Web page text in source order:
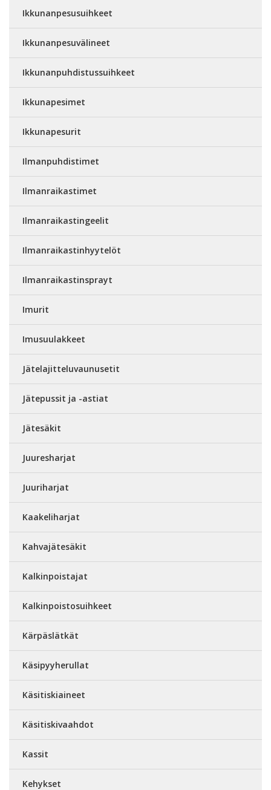
Ikkunanpesusuihkeet
Ikkunanpesuvälineet
Ikkunanpuhdistussuihkeet
Ikkunapesimet
Ikkunapesurit
Ilmanpuhdistimet
Ilmanraikastimet
Ilmanraikastingeelit
Ilmanraikastinhyytelöt
Ilmanraikastinsprayt
Imurit
Imusuulakkeet
Jätelajitteluvaunusetit
Jätepussit ja -astiat
Jätesäkit
Juuresharjat
Juuriharjat
Kaakeliharjat
Kahvajätesäkit
Kalkinpoistajat
Kalkinpoistosuihkeet
Kärpäslätkät
Käsipyyherullat
Käsitiskiaineet
Käsitiskivaahdot
Kassit
Kehykset